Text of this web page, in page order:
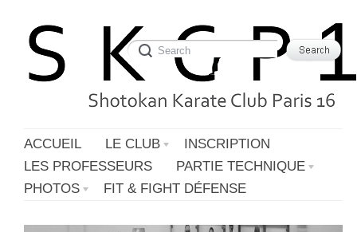
ACCUEIL LE CLUB
INSCRIPTION
LES PROFESSEURS
PARTIE TECHNIQUE
PHOTOS
FIT & FIGHT DÉFENSE